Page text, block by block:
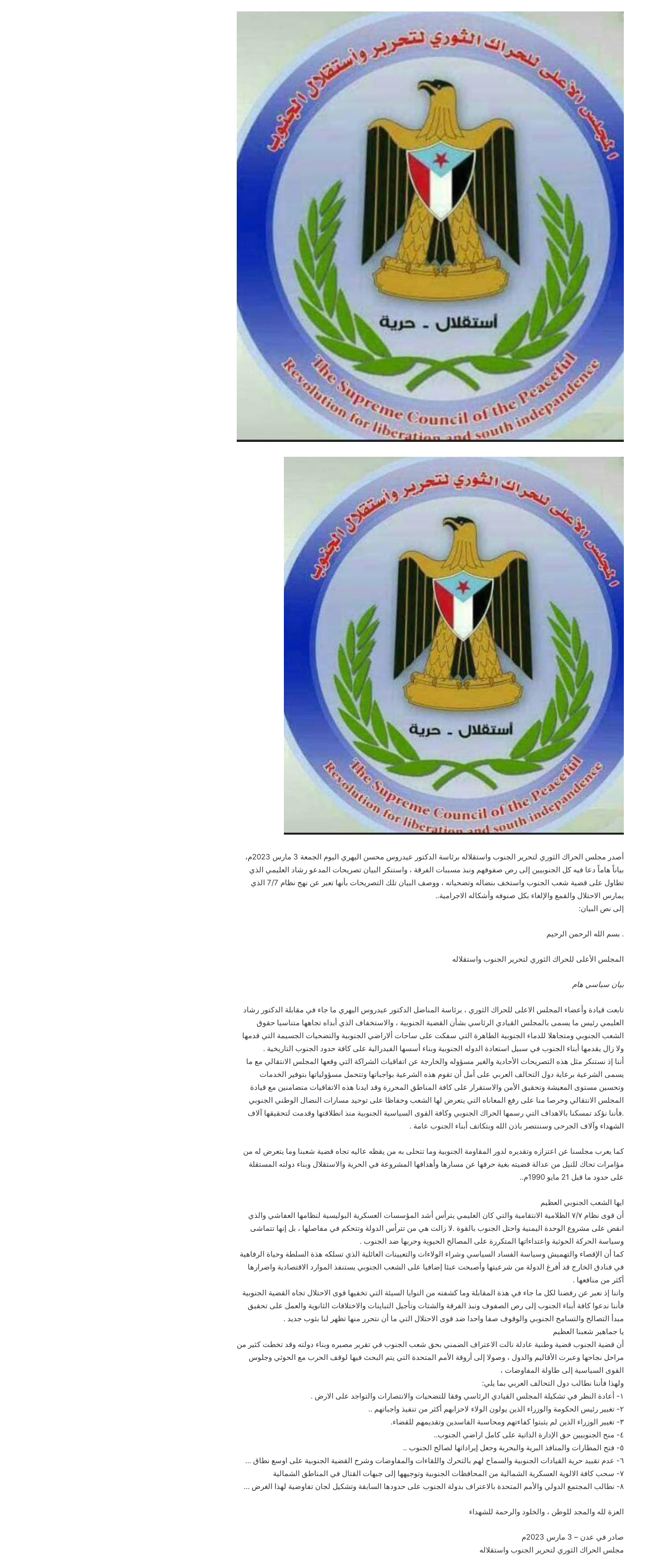
أصدر مجلس الحراك الثوري لتحرير الجنوب واستقلاله برئاسة الدكتور عيدروس محسن اليهري اليوم الجمعة 3 مارس 2023م،
بياناً هاماً دعا فيه كل الجنوبيين إلى رص صفوفهم ونبذ مسببات الفرقة ، واستنكر البيان تصريحات المدعو رشاد العليمي الذي
تطاول على قضية شعب الجنوب واستخف بنضاله وتضحياته ، ووصف البيان تلك التصريحات بأنها تعبر عن نهج نظام 7/7 الذي
يمارس الاحتلال والقمع والإلغاء بكل صنوفه وأشكاله الاجرامية..
إلى نص البيان:
. بسم الله الرحمن الرحيم
المجلس الأعلى للحراك الثوري لتحرير الجنوب واستقلاله
بيان سياسي هام
تابعت قيادة وأعضاء المجلس الاعلى للحراك الثوري ، برئاسة المناضل الدكتور عيدروس اليهري ما جاء في مقابلة الدكتور رشاد
العليمي رئيس ما يسمى بالمجلس القيادي الرئاسي بشأن القضية الجنوبية ، والاستخفاف الذي أبداه تجاهها متناسيا حقوق
الشعب الجنوبي ومتجاهلا للدماء الجنوبية الطاهرة التي سفكت على ساحات ألاراضي الجنوبية والتضحيات الجسيمة التي قدمها
ولا زال يقدمها أبناء الجنوب في سبيل استعادة الدوله الجنوبية وبناء أسسها الفيدرالية على كافة حدود الجنوب التاريخية .
أننا إذ نستنكر مثل هذه التصريحات الأحادية والغير مسؤوله والخارجة عن اتفاقيات الشراكة التي وقعها المجلس الانتقالي مع ما
يسمى الشرعية برعاية دول التحالف العربي على أمل أن تقوم هذه الشرعية بواجباتها وتتحمل مسؤولياتها بتوفير الخدمات
وتحسين مستوى المعيشة وتحقيق الأمن والاستقرار على كافة المناطق المحررة وقد ايدنا هذه الاتفاقيات متضامنين مع قيادة
المجلس الانتقالي وحرصا منا على رفع المعاناه التي يتعرض لها الشعب وحفاظا على توحيد مسارات النضال الوطني الجنوبي
.فأننا نؤكد تمسكنا بالاهداف التي رسمها الحراك الجنوبي وكافة القوى السياسية الجنوبية منذ انطلاقتها وقدمت لتحقيقها آلاف
الشهداء وآلاف الجرحى وسننتصر باذن الله وبتكاتف أبناء الجنوب عامة .
كما يعرب مجلسنا عن اعتزازه وتقديره لدور المقاومة الجنوبية وما تتحلى به من يقظه عاليه تجاه قضية شعبنا وما يتعرض له من
مؤامرات تحاك للنيل من عدالة قضيته بغية حرفها عن مسارها وأهدافها المشروعة في الحرية والاستقلال وبناء دولته المستقلة
على حدود ما قبل 21 مايو 1990م..
ايها الشعب الجنوبي العظيم
أن قوى نظام ٧/٧ الظلامية الانتقامية والتي كان العليمي يترأس أشد المؤسسات العسكرية البوليسية لنظامها العفاشي والذي
انقض على مشروع الوحدة اليمنية واحتل الجنوب بالقوة .لا زالت هي من تترأس الدولة وتتحكم في مفاصلها ، بل إنها تتماشى
وسياسة الحركة الحوثية واعتداءاتها المتكررة على المصالح الحيوية وحربها ضد الجنوب .
كما أن الإقصاء والتهميش وسياسة الفساد السياسي وشراء الولاءات والتعيينات العائلية الذي تسلكه هذة السلطة وحياة الرفاهية
في فنادق الخارج قد أفرغ الدولة من شرعيتها وأصبحت عبئا إضافيا على الشعب الجنوبي يستنفذ الموارد الاقتصادية واضرارها
أكثر من منافعها .
واننا إذ نعبر عن رفضنا لكل ما جاء في هذة المقابلة وما كشفته من النوايا السيئة التي تخفيها قوى الاحتلال تجاه القضية الجنوبية
فأننا ندعوا كافة أبناء الجنوب إلى رص الصفوف ونبذ الفرقة والشتات وتأجيل التباينات والاختلافات الثانوية والعمل على تحقيق
مبدأ التصالح والتسامح الجنوبي والوقوف صفا واحدا ضد قوى الاحتلال التي ما أن نتحرر منها تظهر لنا بثوب جديد .
يا جماهير شعبنا العظيم
أن قضية الجنوب قضية وطنية عادلة نالت الاعتراف الضمني بحق شعب الجنوب في تقرير مصيره وبناء دولته وقد تخطت كثير من
مراحل نجاحها وعبرت الأقاليم والدول ، وصولا إلى أروقة الأمم المتحدة التي يتم البحث فيها لوقف الحرب مع الحوثي وجلوس
القوى السياسية إلى طاولة المفاوضات ،
ولهذا فأننا نطالب دول التحالف العربي بما يلي:
١- أعادة النظر في تشكيلة المجلس القيادي الرئاسي وفقا للتضحيات والانتصارات والتواجد على الارض .
٢- تغيير رئيس الحكومة والوزراء الذين يولون الولاء لاحزابهم أكثر من تنفيذ واجباتهم ..
٣- تغيير الوزراء الذين لم يثبتوا كفاءتهم ومحاسبة الفاسدين وتقديمهم للقضاء.
٤- منح الجنوبيين حق الإدارة الذاتية على كامل اراضي الجنوب..
٥- فتح المطارات والمنافذ البرية والبحرية وجعل إيراداتها لصالح الجنوب ..
٦- عدم تقييد حرية القيادات الجنوبية والسماح لهم بالتحرك واللقاءات والمفاوضات وشرح القضية الجنوبية على اوسع نطاق …
٧- سحب كافة الالوية العسكرية الشمالية من المحافظات الجنوبية وتوجيهها إلى جبهات القتال في المناطق الشمالية
٨- نطالب المجتمع الدولي والأمم المتحدة بالاعتراف بدولة الجنوب على حدودها السابقة وتشكيل لجان تفاوضية لهذا الغرض …
العزة لله والمجد للوطن ، والخلود والرحمة للشهداء
صادر في عدن – 3 مارس 2023م
مجلس الحراك الثوري لتحرير الجنوب واستقلاله